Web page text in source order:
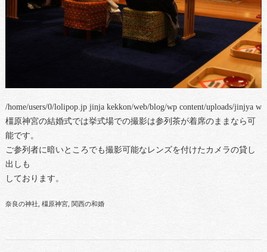
/home/users/0/lolipop.jp jinja kekkon/web/blog/wp content/uploads/jinjya
橿原神宮の結婚式では挙式場での撮影は参列茶が着席のままなら可
能です。
ご参列者に暗いところでも撮影可能なレンズを付けたカメラの貸し
出しも
しております。
奈良の神社 橿原神宮 関西の和婚